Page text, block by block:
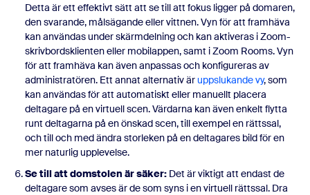
Detta är ett effektivt sätt att se till att fokus ligger på domaren,
den svarande, målsägande eller vittnen. Vyn för att framhäva
kan användas under skärmdelning och kan aktiveras i Zoom-
skrivbordsklienten eller mobilappen, samt i Zoom Rooms. Vyn
för att framhäva kan även anpassas och konfigureras av
administratören. Ett annat alternativ äruppslukande vy, som
kan användas för att automatiskt eller manuellt placera
deltagare på en virtuell scen. Värdarna kan även enkelt flytta
runt deltagarna på en önskad scen, till exempel en rättssal,
och till och med ändra storleken på en deltagares bild för en
mer naturlig upplevelse.
Se till att domstolen är säker: Det är viktigt att endast de
deltagare som avses är de som syns i en virtuell rättssal. Dra